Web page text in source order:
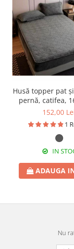
Husă topper pat
pernă, catifea,
cm, 3 piese,
152,00
1
IN
ADAUGA
Nu